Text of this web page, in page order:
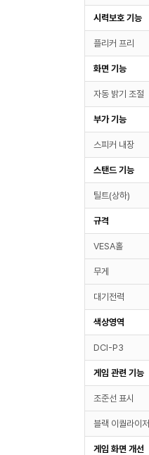
시력보호 기능
플리커 프리
화면 기능
자동 밝기 조절
부가 기능
스피커 내장
스탠드 기능
틸트(상하)
규격
VESA홀
무게
대기전력
색상영역
DCI-P3
게임 관련 기능
조준선 표시
블랙 이퀄라이저
게임 화면 개선